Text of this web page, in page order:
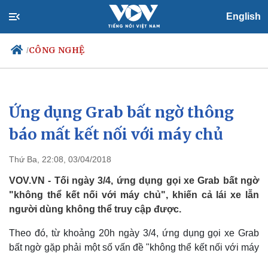
English
/CÔNG NGHỆ
Chính trị
Đảng
Tổ chức nhân sự
Nhận diện sự thật
Xã hội
Tin 24h
Dự báo thời tiết
Việc làm
Biển đảo
Ứng dụng Grab bất ngờ thông
báo mất kết nối với máy chủ
Thứ Ba, 22:08, 03/04/2018
VOV.VN - Tối ngày 3/4, ứng dụng gọi xe Grab bất ngờ
"không thể kết nối với máy chủ", khiến cả lái xe lẫn
người dùng không thể truy cập được.
Theo đó, từ khoảng 20h ngày 3/4, ứng dụng gọi xe Grab
bất ngờ gặp phải một số vấn đề "không thể kết nối với máy